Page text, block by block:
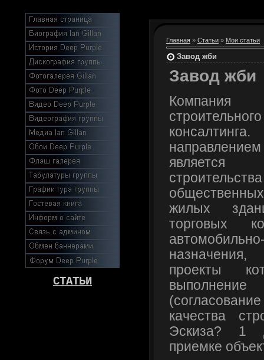
СТАТЬИ
Главная » Статьи » Мои статьи
Завод жби
Завод жби
является
жилых
торговых
назначения,
проекты
выполнение
качества
Эскиза? 1
приемке